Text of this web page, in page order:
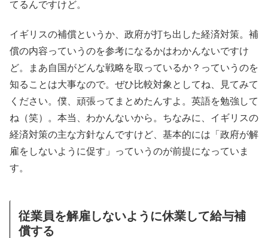
てるんですけど。
イギリスの補償というか、政府が打ち出した経済対策。補
償の内容っていうのを参考になるかはわかんないですけ
ど。まあ自国がどんな戦略を取っているか？っていうのを
知ることは大事なので。ぜひ比較対象としてね、見てみて
ください。僕、頑張ってまとめたんすよ。英語を勉強して
ね（笑）。本当、わかんないから。ちなみに、イギリスの
経済対策の主な方針なんですけど、基本的には「政府が解
雇をしないように促す」っていうのが前提になっていま
す。
従業員を解雇しないように休業して給与補
償する